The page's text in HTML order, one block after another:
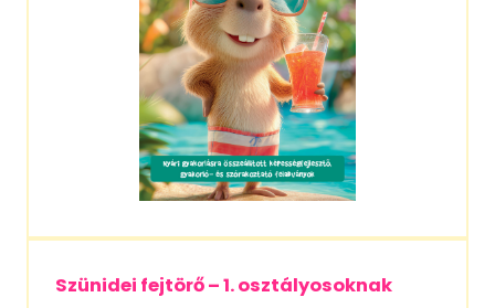
Szünidei fejtörő – 1. osztályosoknak